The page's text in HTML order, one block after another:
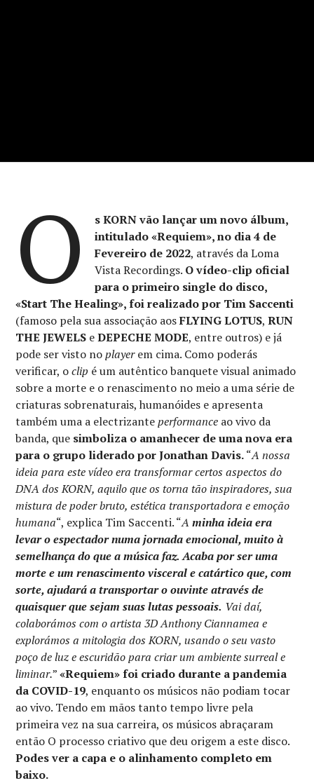
O
s KORN vão lançar um novo álbum,
intitulado «Requiem», no dia 4 de
Fevereiro de 2022, através da Loma
Vista Recordings. O vídeo-clip oficial
para o primeiro single do disco,
«Start The Healing», foi realizado por Tim Saccenti
(famoso pela sua associação aosFLYING LOTUS,RUN
THE JEWELS eDEPECHE MODE, entre outros) e já
pode ser visto noplayerem cima. Como poderás
verificar, oclip é um autêntico banquete visual animado
sobre a morte e o renascimento no meio a uma série de
criaturas sobrenaturais, humanóides e apresenta
também uma a electrizanteperformance ao vivo da
banda, que simboliza o amanhecer de uma nova era
para o grupo liderado por Jonathan Davis.“A nossa
ideia para este vídeo era transformar certos aspectos do
DNA dos KORN, aquilo que os torna tão inspiradores, sua
mistura de poder bruto, estética transportadora e emoção
humana“, explica Tim Saccenti. “A minha ideia era
levar o espectador numa jornada emocional, muito à
semelhança do que a música faz. Acaba por ser uma
morte e um renascimento visceral e catártico que, com
sorte, ajudará a transportar o ouvinte através de
quaisquer que sejam suas lutas pessoais. Vai daí,
colaborámos com o artista 3D Anthony Ciannamea e
explorámos a mitologia dos KORN, usando o seu vasto
poço de luz e escuridão para criar um ambiente surreal e
liminar.”«Requiem» foi criado durante a pandemia
da COVID-19, enquanto os músicos não podiam tocar
ao vivo. Tendo em mãos tanto tempo livre pela
primeira vez na sua carreira, os músicos abraçaram
então O processo criativo que deu origem a este disco.
Podes ver a capa e o alinhamento completo em
baixo.